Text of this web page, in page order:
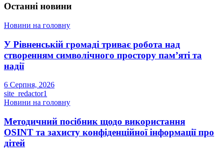
Останні новини
Новини на головну
У Рівненській громаді триває робота над
створенням символічного простору пам’яті та
надії
6 Серпня, 2026
site_redactor1
Новини на головну
Методичний посібник щодо використання
OSINT та захисту конфіденційної інформації про
дітей